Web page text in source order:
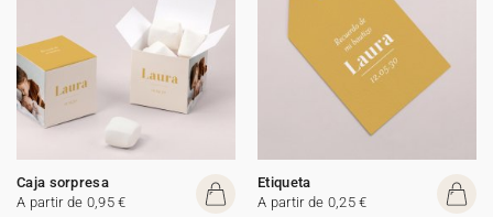
Caja sorpresa
A partir de 0,95 €
Etiqueta
A partir de 0,25 €